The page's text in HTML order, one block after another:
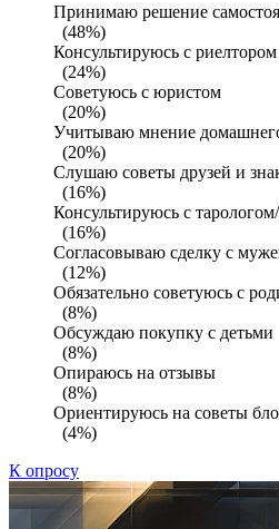
Принимаю решение
(48%)
Консультируюсь с риелтором
(24%)
Советуюсь с юристом
(20%)
Учитываю мнение
(20%)
Слушаю советы друзей и
(16%)
Консультируюсь с
(16%)
Согласовываю сделку с
(12%)
Обязательно советуюсь с
(8%)
Обсуждаю покупку с детьми
(8%)
Опираюсь на отзывы
(8%)
Ориентируюсь на советы
(4%)
К опросу